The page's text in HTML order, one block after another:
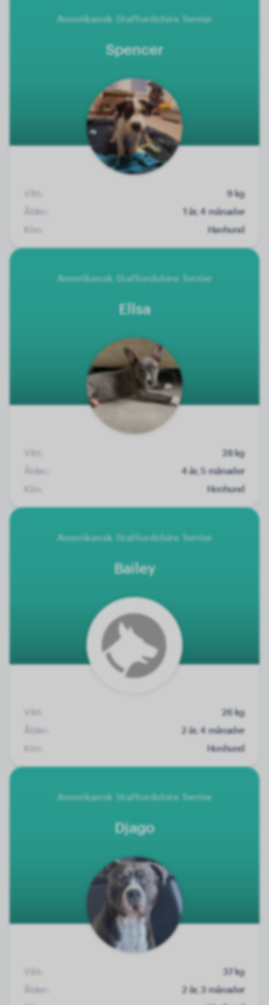
Amerikansk Staffordshire Terrier
Spencer
Vikt:
9 kg
Ålder:
1 år, 4 månader
Kön:
Hanhund
Amerikansk Staffordshire Terrier
Ellsa
Vikt:
28 kg
Ålder:
4 år, 5 månader
Kön:
Honhund
Amerikansk Staffordshire Terrier
Bailey
Vikt:
26 kg
Ålder:
2 år, 4 månader
Kön:
Honhund
Amerikansk Staffordshire Terrier
Djago
Vikt:
37 kg
Ålder:
2 år, 3 månader